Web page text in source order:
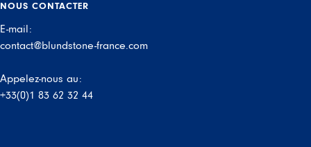
NOUS CONTACTER
E-mail:
contact@blundstone-france.com
Appelez-nous au:
+33(0)1 83 62 32 44